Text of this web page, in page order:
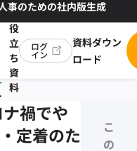
事のための社内版生成
お
役
立
ち
資
料
ログ
イン
資料ダウン
ロード
禍でや
定着のた
こ
の